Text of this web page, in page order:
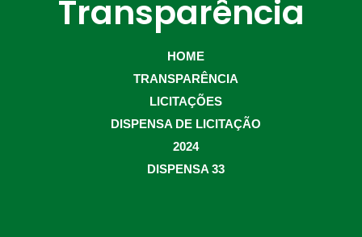
Transparência
HOME
TRANSPARÊNCIA
LICITAÇÕES
DISPENSA DE LICITAÇÃO
2024
DISPENSA 33